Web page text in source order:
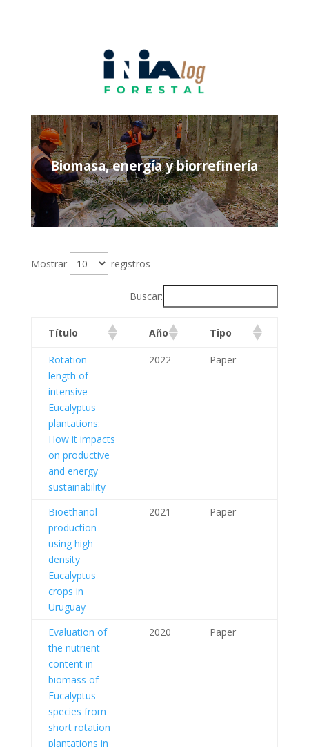
Biomasa, energía y biorrefinería
Mostrar registros
Buscar:
Título Año Tipo
Rotation
length of
intensive
Eucalyptus
plantations:
How it impacts
on productive
and energy
sustainability
2022 Paper
Bioethanol
production
using high
density
Eucalyptus
crops in
Uruguay
2021 Paper
Evaluation of
the nutrient
content in
biomass of
Eucalyptus
species from
short rotation
plantations in
2020 Paper